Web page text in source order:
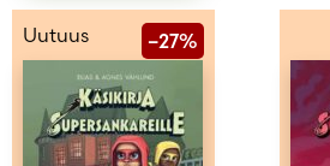
Salasana unohtunut?
Eikö sinulla ole tiliä?
Luo uusi tili
Uutuus –27%